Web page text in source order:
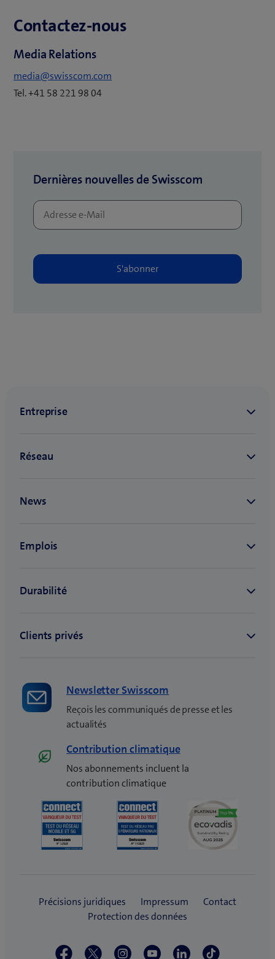
n
o
e
f
ê
Contactez-nous
Media Relations
media@swisscom.com
Tel. +41 58 221 98 04
Dernières nouvelles de Swisscom
Newsletter Swisscom
Reçois les communiqués de presse et les
actualités
Contribution climatique
Nos abonnements incluent la
contribution climatique